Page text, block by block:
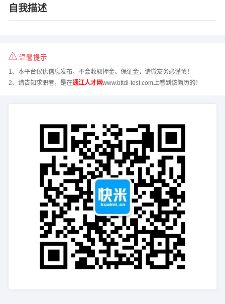
自我描述
温馨提示
1、本平台仅供信息发布，不会收取押金、保证金，请微友务必谨慎！
2、请告知求职者，是在通江人才网www.bttdl-test.com上看到该简历的！